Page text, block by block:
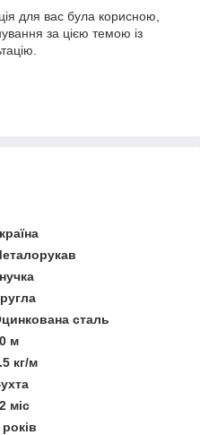
для вас була корисною,
за цією темою із
сталь
м
кг/м
міс